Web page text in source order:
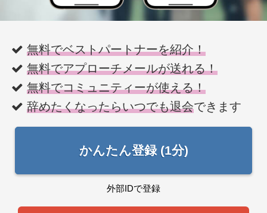
無料でベストパートナーを紹介！
無料でアプローチメールが送れる！
無料でコミュニティーが使える！
辞めたくなったらいつでも退会できます
かんたん登録 (1分)
外部IDで登録